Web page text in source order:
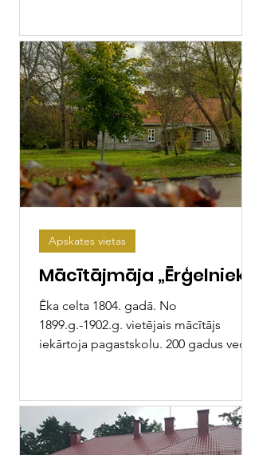
Mācītājmāja „Ērģelnieki”
Ēka celta 1804. gadā. No
1899.g.-1902.g. vietējais mācītājs
iekārtoja pagastskolu. 200 gadus vecā
Apskates vietas